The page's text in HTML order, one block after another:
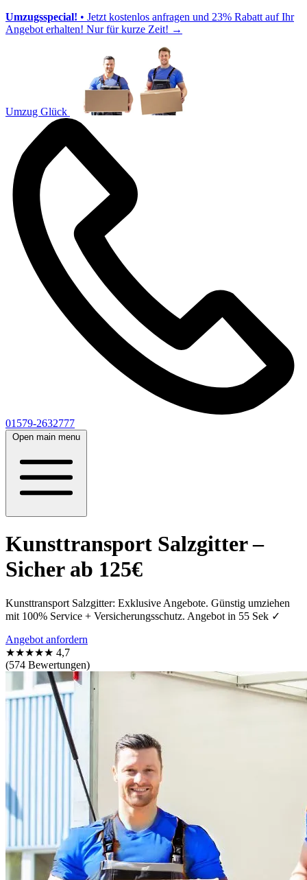
Umzugsspecial! • Jetzt kostenlos anfragen und 23% Rabatt auf Ihr
Angebot erhalten! Nur für kurze Zeit! →
Umzug Glück
01579-2632777
Open main menu
Kunsttransport Salzgitter –
Sicher ab 125€
Kunsttransport Salzgitter: Exklusive Angebote. Günstig umziehen
mit 100% Service + Versicherungsschutz. Angebot in 55 Sek ✓
Angebot anfordern
★★★★★ 4,7
(574 Bewertungen)